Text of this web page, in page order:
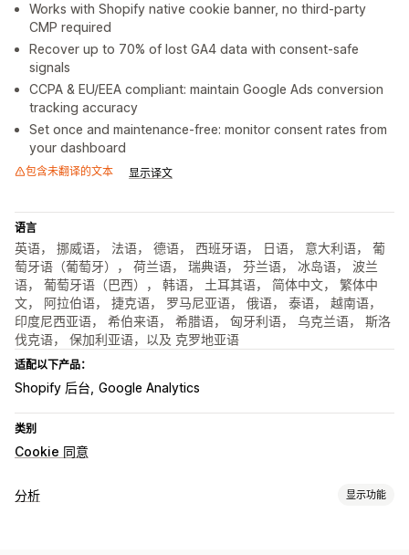
Works with Shopify native cookie banner, no third-party
CMP required
Recover up to 70% of lost GA4 data with consent-safe
signals
CCPA & EU/EEA compliant: maintain Google Ads conversion
tracking accuracy
Set once and maintenance-free: monitor consent rates from
your dashboard
包含未翻译的文本 显示译文
语言
英语， 挪威语， 法语， 德语， 西班牙语， 日语， 意大利语， 葡
萄牙语（葡萄牙）， 荷兰语， 瑞典语， 芬兰语， 冰岛语， 波兰
语， 葡萄牙语（巴西）， 韩语， 土耳其语， 简体中文， 繁体中
文， 阿拉伯语， 捷克语， 罗马尼亚语， 俄语， 泰语， 越南语，
印度尼西亚语， 希伯来语， 希腊语， 匈牙利语， 乌克兰语， 斯洛
伐克语， 保加利亚语，以及 克罗地亚语
适配以下产品：
Shopify 后台 Google Analytics
类别
Cookie 同意
分析 显示功能